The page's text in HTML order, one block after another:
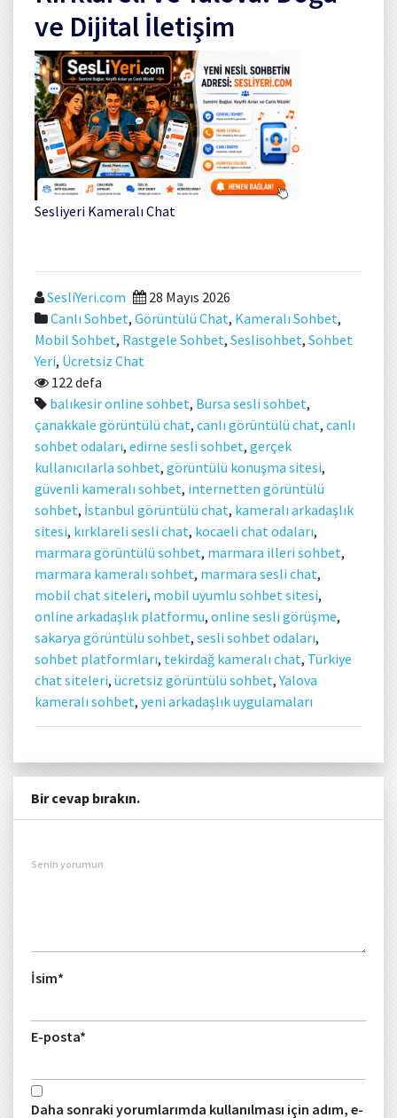
ve Dijital İletişim
Sesliyeri Kameralı Chat
SesliYeri.com
28 Mayıs 2026
Canlı Sohbet, Görüntülü Chat, Kameralı Sohbet,
Mobil Sohbet, Rastgele Sohbet, Seslisohbet, Sohbet
Yeri, Ücretsiz Chat
122 defa
balıkesir online sohbet, Bursa sesli sohbet,
çanakkale görüntülü chat, canlı görüntülü chat, canlı
sohbet odaları, edirne sesli sohbet, gerçek
kullanıcılarla sohbet, görüntülü konuşma sitesi,
güvenli kameralı sohbet, internetten görüntülü
sohbet, İstanbul görüntülü chat, kameralı arkadaşlık
sitesi, kırklareli sesli chat, kocaeli chat odaları,
marmara görüntülü sohbet, marmara illeri sohbet,
marmara kameralı sohbet, marmara sesli chat,
mobil chat siteleri, mobil uyumlu sohbet sitesi,
online arkadaşlık platformu, online sesli görüşme,
sakarya görüntülü sohbet, sesli sohbet odaları,
sohbet platformları, tekirdağ kameralı chat, Türkiye
chat siteleri, ücretsiz görüntülü sohbet,Yalova
kameralı sohbet, yeni arkadaşlık uygulamaları
Bir cevap bırakın.
Senin yorumun
İsim*
E-posta*
Daha sonraki yorumlarımda kullanılması için adım, e-